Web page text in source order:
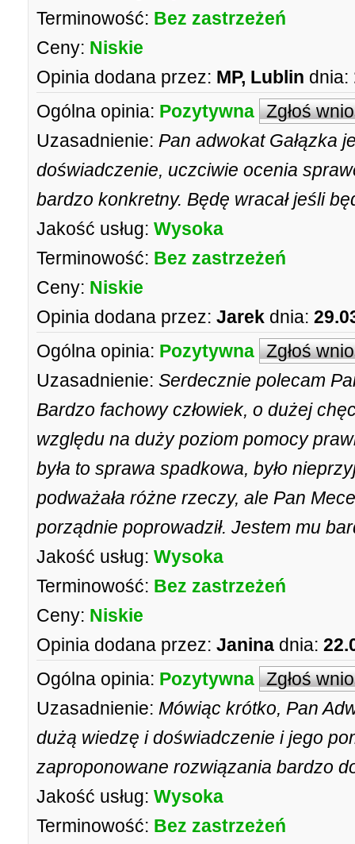
Terminowość: Bez zastrzeżeń
Ceny: Niskie
Opinia dodana przez: MP, Lublin dnia:
Ogólna opinia: Pozytywna Zgłoś
Uzasadnienie: Pan adwokat Gałązka
doświadczenie, uczciwie ocenia
bardzo konkretny. Będę wracał jeśli
Jakość usług: Wysoka
Terminowość: Bez zastrzeżeń
Ceny: Niskie
Opinia dodana przez: Jarek dnia:
Ogólna opinia: Pozytywna Zgłoś
Uzasadnienie: Serdecznie polecam
Bardzo fachowy człowiek, o dużej
względu na duży poziom pomocy
była to sprawa spadkowa, było
podważała różne rzeczy, ale Pan
porządnie poprowadził. Jestem mu
Jakość usług: Wysoka
Terminowość: Bez zastrzeżeń
Ceny: Niskie
Opinia dodana przez: Janina dnia:
Ogólna opinia: Pozytywna Zgłoś
Uzasadnienie: Mówiąc krótko, Pan
dużą wiedzę i doświadczenie i jego
zaproponowane rozwiązania bardzo
Jakość usług: Wysoka
Terminowość: Bez zastrzeżeń